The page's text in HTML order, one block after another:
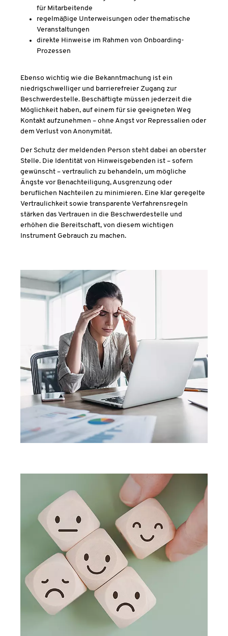
für Mitarbeitende
regelmäßige Unterweisungen oder thematische
Veranstaltungen
direkte Hinweise im Rahmen von Onboarding-
Prozessen
Ebenso wichtig wie die Bekanntmachung ist ein
niedrigschwelliger und barrierefreier Zugang zur
Beschwerdestelle. Beschäftigte müssen jederzeit die
Möglichkeit haben, auf einem für sie geeigneten Weg
Kontakt aufzunehmen – ohne Angst vor Repressalien oder
dem Verlust von Anonymität.
Der Schutz der meldenden Person steht dabei an oberster
Stelle. Die Identität von Hinweisgebenden ist – sofern
gewünscht – vertraulich zu behandeln, um mögliche
Ängste vor Benachteiligung, Ausgrenzung oder
beruflichen Nachteilen zu minimieren. Eine klar geregelte
Vertraulichkeit sowie transparente Verfahrensregeln
stärken das Vertrauen in die Beschwerdestelle und
erhöhen die Bereitschaft, von diesem wichtigen
Instrument Gebrauch zu machen.